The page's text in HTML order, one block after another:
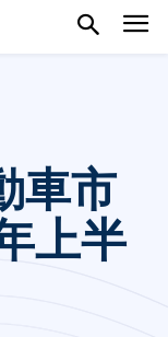
車市
上半